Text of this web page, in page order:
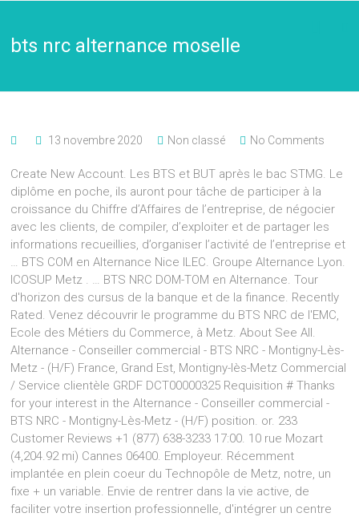
bts nrc alternance moselle
13 novembre 2020 Non classé No Comments
Create New Account. Les BTS et BUT après le bac STMG. Le
diplôme en poche, ils auront pour tâche de participer à la
croissance du Chiffre d’Affaires de l’entreprise, de négocier
avec les clients, de compiler, d’exploiter et de partager les
informations recueillies, d’organiser l’activité de l’entreprise et
… BTS COM en Alternance Nice ILEC. Groupe Alternance Lyon.
ICOSUP Metz . … BTS NRC DOM-TOM en Alternance. Tour
d'horizon des cursus de la banque et de la finance. Recently
Rated. Venez découvrir le programme du BTS NRC de l'EMC,
Ecole des Métiers du Commerce, à Metz. About See All.
Alternance - Conseiller commercial - BTS NRC - Montigny-Lès-
Metz - (H/F) France, Grand Est, Montigny-lès-Metz Commercial
/ Service clientèle GRDF DCT00000325 Requisition # Thanks
for your interest in the Alternance - Conseiller commercial -
BTS NRC - Montigny-Lès-Metz - (H/F) position. or. 233
Customer Reviews +1 (877) 638-3233 17:00. 10 rue Mozart
(4,204.92 mi) Cannes 06400. Employeur. Récemment
implantée en plein coeur du Technopôle de Metz, notre, un
fixe + un variable. Envie de rentrer dans la vie active, de
faciliter votre insertion professionnelle, d'intégrer un centre